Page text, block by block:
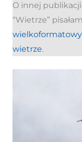
O innej publikacji
“Wietrze”
wietrze.